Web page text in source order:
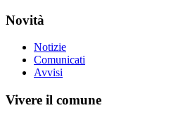
Novità
Notizie
Comunicati
Avvisi
Vivere il comune